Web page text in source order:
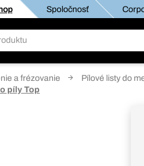
Spoločnosť
a frézovanie
Pílové listy do
píly Top